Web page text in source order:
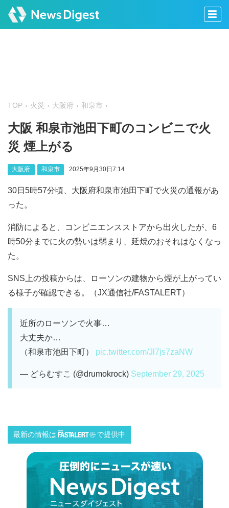
TOP 火災 大阪府 和泉市
大阪 和泉市池田下町のコンビニで火
災 煙上がる
大阪府 和泉市 2025年9月30日7:14
30日5時57分頃、大阪府和泉市池田下町で火災の通報があ
った。
消防によると、コンビニエンスストアから出火したが、6
時50分までに火の勢いは弱まり、延焼のおそれはなくなっ
た。
SNS上の投稿からは、ローソンの建物から煙が上がってい
る様子が確認できる。（JX通信社/FASTALERT）
近所のローソンで火事…
大丈夫か…
（和泉市池田下町） pic.twitter.com/Jl7js7zaNW
— どらむすこ (@drumokrock) September 29, 2025
最新の情報は で提供中